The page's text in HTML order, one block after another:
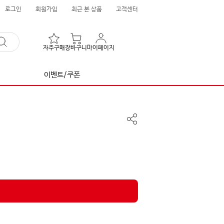
로그인 회원가입 최근 본 상품 고객센터
자주구매장바구니 마이페이지
이벤트/쿠폰
공